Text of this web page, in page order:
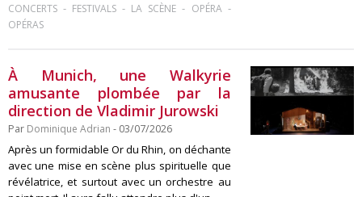
CONCERTS - FESTIVALS - LA SCÈNE - OPÉRA-
OPÉRAS
À Munich, une Walkyrie
amusante plombée par la
direction de Vladimir Jurowski
Par Dominique Adrian - 03/07/2026
Après un formidable Or du Rhin, on déchante
avec une mise en scène plus spirituelle que
révélatrice, et surtout avec un orchestre au